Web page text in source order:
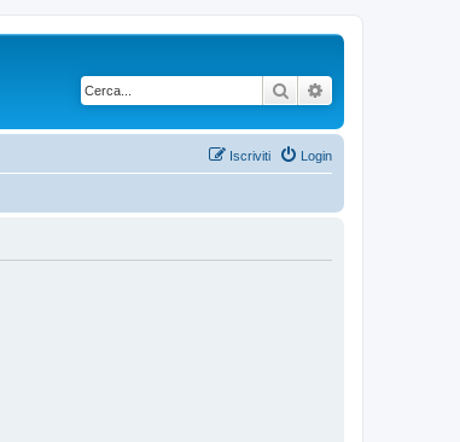
Cerca
Login
Iscriviti